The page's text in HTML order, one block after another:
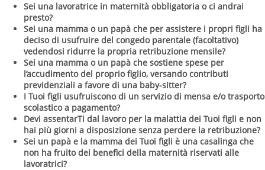
Sei una lavoratrice in maternità obbligatoria o ci andrai
presto?
Sei una mamma o un papà che per assistere i propri figli ha
deciso di usufruire del congedo parentale (facoltativo)
vedendosi ridurre la propria retribuzione mensile?
Sei una mamma o un papà che sostiene spese per
l’accudimento del proprio figlio, versando contributi
previdenziali a favore di una baby-sitter?
I Tuoi figli usufruiscono di un servizio di mensa e/o trasporto
scolastico a pagamento?
Devi assentarTi dal lavoro per la malattia dei Tuoi figli e non
hai più giorni a disposizione senza perdere la retribuzione?
Sei un papà e la mamma dei Tuoi figli è una casalinga che
non ha fruito dei benefici della maternità riservati alle
lavoratrici?